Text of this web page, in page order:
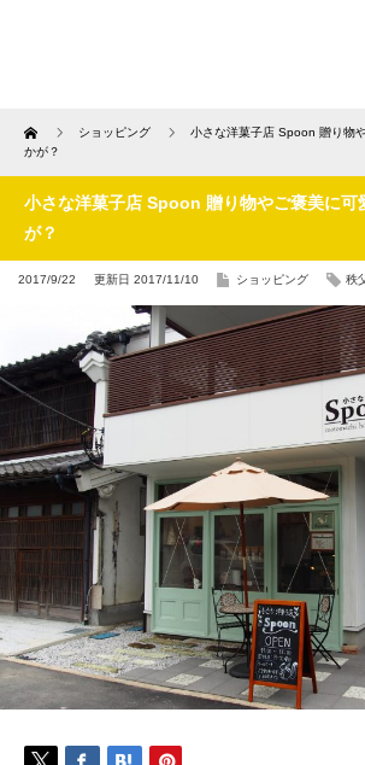
Home ショッピング
小さな洋菓子店 Spoon 贈り物
かが？
小さな洋菓子店 Spoon 贈り物やご褒美に可
が？
2017/9/22 更新日 2017/11/10 ショッピング 秩